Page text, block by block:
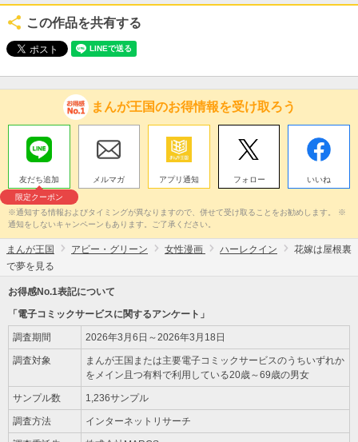
この作品を共有する
まんが王国のお得情報を受け取ろう
友だち追加
限定クーポン
メルマガ アプリ通知 フォロー いいね
※通知する情報およびタイミングが異なりますので、併せて受け取ることをお勧めします。 ※
通知をしないキャンペーンもあります。ご了承ください。
まんが王国 アビー・グリーン 女性漫画 ハーレクイン
花嫁は屋根裏
で夢を見る
お得感No.1表記について
「電子コミックサービスに関するアンケート」
調査期間 2026年3月6日～2026年3月18日
調査対象
まんが王国または主要電子コミックサービスのうちいずれか
をメイン且つ有料で利用している20歳～69歳の男女
サンプル数 1,236サンプル
調査方法 インターネットリサーチ